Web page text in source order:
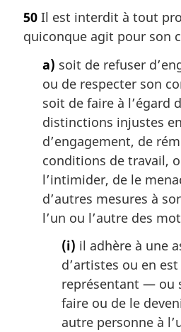
t
e
50 Il est interdit à tout
quiconque agit pour son
a) soit de refuser
ou de respecter son
soit de faire à l’égard
distinctions injustes
d’engagement, de
conditions de travail,
l’intimider, de le
d’autres mesures à
l’un ou l’autre des
(i) il adhère à une
d’artistes ou en
représentant — ou
faire ou de le
autre personne à